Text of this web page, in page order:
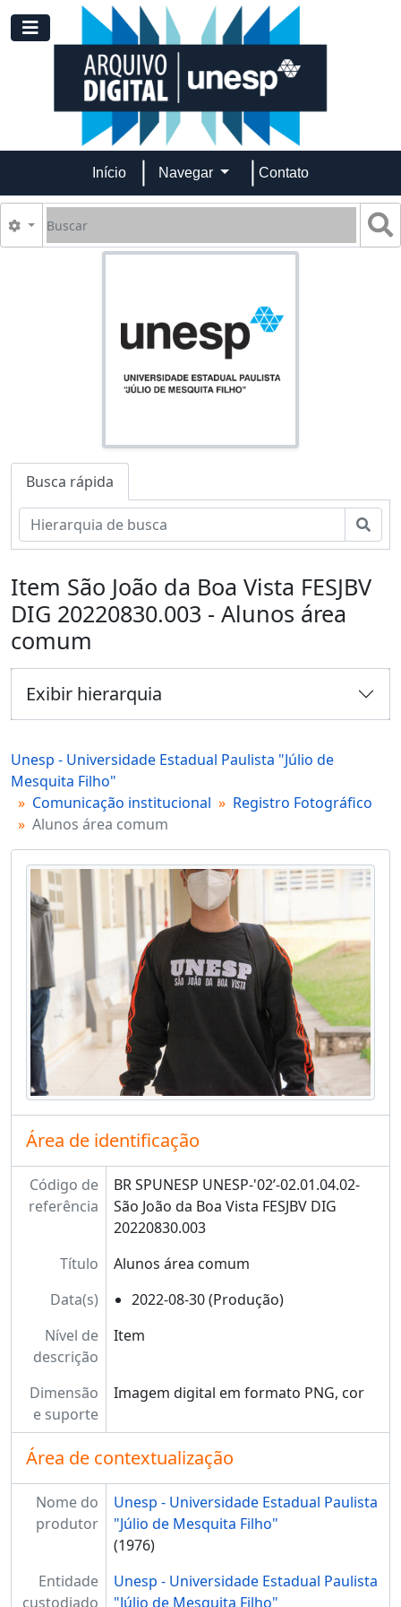
Skip to main content
Toggle navigation
Início Navegar Contato
Buscar
Opções de busca
Busca rápida
Item São João da Boa Vista FESJBV
DIG 20220830.003 - Alunos área
comum
Exibir hierarquia
Unesp - Universidade Estadual Paulista "Júlio de
Mesquita Filho"
Comunicação institucional
Registro Fotográfico
Alunos área comum
Área de identificação
Código de
referência
BR SPUNESP UNESP-'02’-02.01.04.02-
São João da Boa Vista FESJBV DIG
20220830.003
Título
Alunos área comum
Data(s)
2022-08-30 (Produção)
Nível de
descrição
Item
Dimensão
e suporte
Imagem digital em formato PNG, cor
Área de contextualização
Nome do
produtor
Unesp - Universidade Estadual Paulista
"Júlio de Mesquita Filho"
(1976)
Entidade
custodiado
Unesp - Universidade Estadual Paulista
"Júlio de Mesquita Filho"